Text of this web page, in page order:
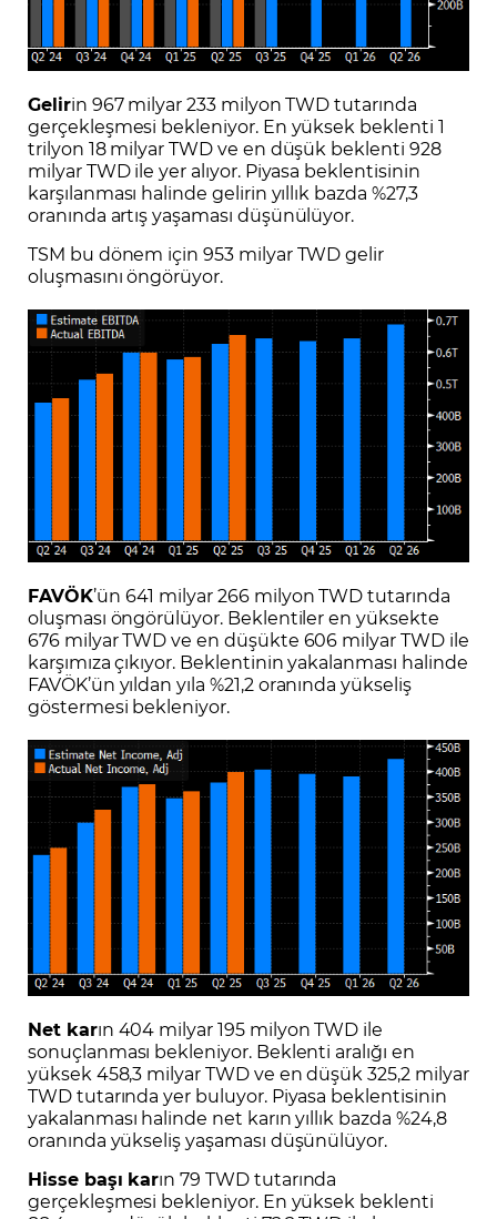
Gelirin 967 milyar 233 milyon TWD tutarında
gerçekleşmesi bekleniyor. En yüksek beklenti 1
trilyon 18 milyar TWD ve en düşük beklenti 928
milyar TWD ile yer alıyor. Piyasa beklentisinin
karşılanması halinde gelirin yıllık bazda %27,3
oranında artış yaşaması düşünülüyor.
TSM bu dönem için 953 milyar TWD gelir
oluşmasını öngörüyor.
FAVÖK’ün 641 milyar 266 milyon TWD tutarında
oluşması öngörülüyor. Beklentiler en yüksekte
676 milyar TWD ve en düşükte 606 milyar TWD ile
karşımıza çıkıyor. Beklentinin yakalanması halinde
FAVÖK’ün yıldan yıla %21,2 oranında yükseliş
göstermesi bekleniyor.
Net karın 404 milyar 195 milyon TWD ile
sonuçlanması bekleniyor. Beklenti aralığı en
yüksek 458,3 milyar TWD ve en düşük 325,2 milyar
TWD tutarında yer buluyor. Piyasa beklentisinin
yakalanması halinde net karın yıllık bazda %24,8
oranında yükseliş yaşaması düşünülüyor.
Hisse başı karın 79 TWD tutarında
gerçekleşmesi bekleniyor. En yüksek beklenti